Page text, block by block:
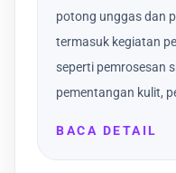
potong unggas dan
termasuk kegiatan
seperti pemrosesan
pementangan kulit,
BACA DETAIL